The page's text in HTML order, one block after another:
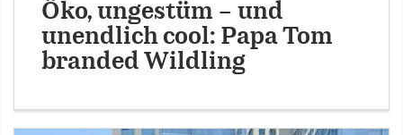
Öko, ungestüm – und
unendlich cool: Papa Tom
branded Wildling